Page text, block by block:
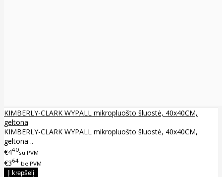
KIMBERLY-CLARK WYPALL mikropluošto šluostė, 40x40CM,
geltona
KIMBERLY-CLARK WYPALL mikropluošto šluostė, 40x40CM,
geltona ..
€440su PVM
€364 be PVM